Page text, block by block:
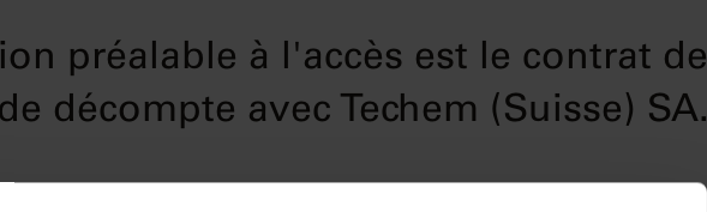
préalable à l'accès est le contrat de
décompte avec Techem (Suisse) SA.